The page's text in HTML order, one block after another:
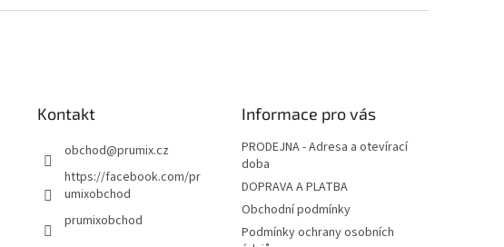
Kontakt
obchod@prumix.cz
https://facebook.com/pr
umixobchod
prumixobchod
Informace pro vás
PRODEJNA - Adresa a otevírací
doba
DOPRAVA A PLATBA
Obchodní podmínky
Podmínky ochrany osobních